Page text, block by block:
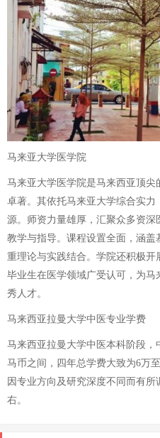
马来亚大学医学院
马来亚大学医学院是马来西亚顶
卓著。其依托马来亚大学综合实
源。师资力量雄厚，汇聚众多资
教学与指导。课程设置全面，涵
重理论与实践结合。学院还积极开
毕业生在医学领域广受认可，为
秀人才。
马来西亚拉曼大学中医专业学费
马来西亚拉曼大学中医本科阶段
马币之间，四年总学费大致为6万
因专业方向及研究深度不同而有
右。